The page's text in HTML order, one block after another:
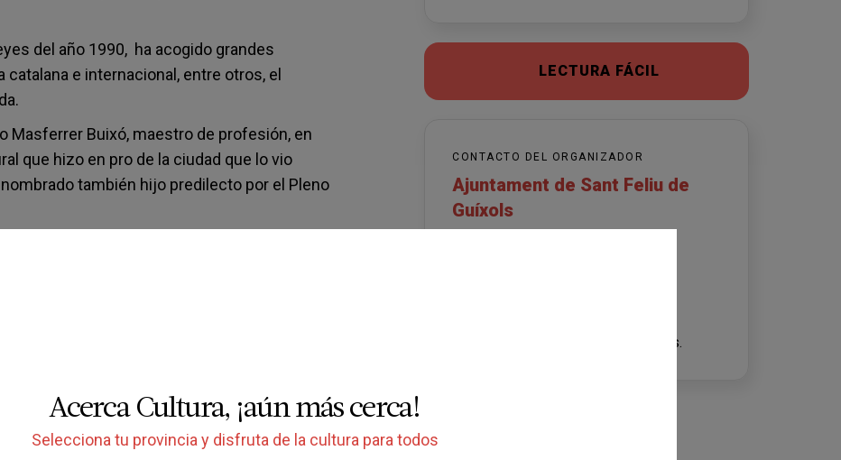
del año 1990, ha acogido grandes
e internacional, entre otros, el
Masferrer Buixó, maestro de profesión, en
que hizo en pro de la ciudad que lo vio
también hijo predilecto por el Pleno
Feliu de Guíxols que actualmente acoge los
Ciudad y el Espacio Carmen Thyssen.
es la excusa perfecta para
la cultura con la gran oferta
LECTURA FÁCIL
CONTACTO DEL ORGANIZADOR
Ajuntament de Sant Feliu de
Guíxols
De 10h A 12h de dilluns a divendres.
Acerca Cultura, ¡aún más cerca!
Selecciona tu provincia y disfruta de la cultura para todos